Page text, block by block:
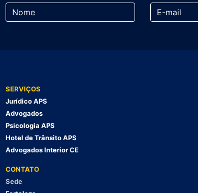
SERVIÇOS
Jurídico APS
Advogados
Psicologia APS
Hotel de Trânsito APS
Advogados Interior CE
CONTATO
Sede